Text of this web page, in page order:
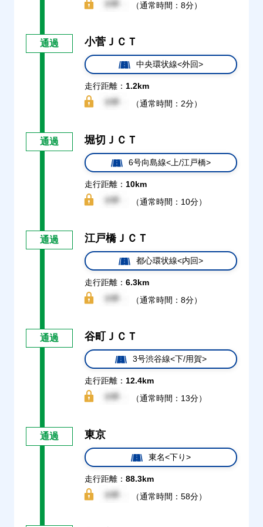
（通常時間：8分）
通過 小菅ＪＣＴ
中央環状線<外回>
走行距離： 1.2km
（通常時間：2分）
通過 堀切ＪＣＴ
6号向島線<上/江戸橋>
走行距離： 10km
（通常時間：10分）
通過 江戸橋ＪＣＴ
都心環状線<内回>
走行距離： 6.3km
（通常時間：8分）
通過 谷町ＪＣＴ
3号渋谷線<下/用賀>
走行距離： 12.4km
（通常時間：13分）
通過 東京
東名<下り>
走行距離： 88.3km
（通常時間：58分）